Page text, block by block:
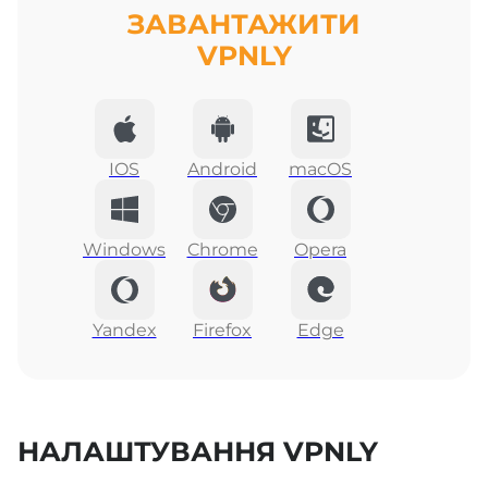
ЗАВАНТАЖИТИ
VPNLY
IOS Android macOS
Windows Chrome Opera
Yandex Firefox Edge
НАЛАШТУВАННЯ VPNLY